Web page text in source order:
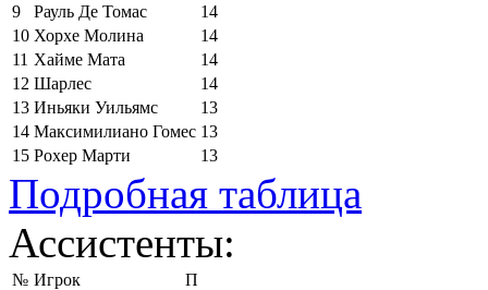
9
Рауль Де Томас
14
10 Хорхе Молина
14
11 Хайме Мата
14
12 Шарлес
14
13 Иньяки Уильямс
13
14 Максимилиано Гомес 13
15 Рохер Марти 13
Подробная таблица
Ассистенты:
№ Игрок
П